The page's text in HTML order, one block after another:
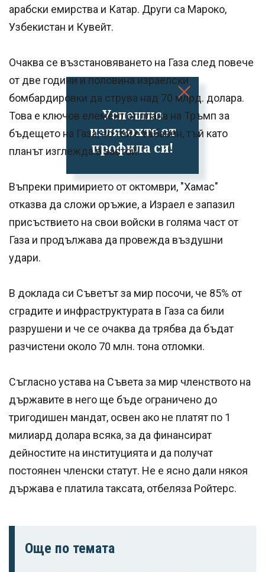
Успешно
излязохте от
профила си!
арабски емирства и Катар. Други са Мароко,
Узбекистан и Кувейт.
Очаква се възстановяването на Газа след повече
от две години и половина израелски
бомбардировки да струва над 70 млрд. долара.
Това е ключов елемент от плана на Тръмп за
бъдещето на Газа, но той е забавен, тъй като
планът изглежда в застой.
Въпреки примирието от октомври, "Хамас"
отказва да сложи оръжие, а Израел е запазил
присъствието на свои войски в голяма част от
Газа и продължава да провежда въздушни
удари.
В доклада си Съветът за мир посочи, че 85% от
сградите и инфраструктурата в Газа са били
разрушени и че се очаква да трябва да бъдат
разчистени около 70 млн. тона отломки.
Съгласно устава на Съвета за мир членството на
държавите в него ще бъде ограничено до
тригодишен мандат, освен ако не платят по 1
милиард долара всяка, за да финансират
дейностите на институцията и да получат
постоянен членски статут. Не е ясно дали някоя
държава е платила таксата, отбеляза Ройтерс.
Още по темата